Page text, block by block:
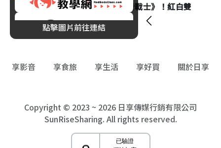
肯德基首度聯名《新世紀福音戰士》！紅白雙
點擊圖片前往連結
享影音 享食旅 享生活 享好買 關於日享
Copyright © 2023 ~ 2026 日享傳媒行銷有限公司
SunRiseSharing. All rights reserved.